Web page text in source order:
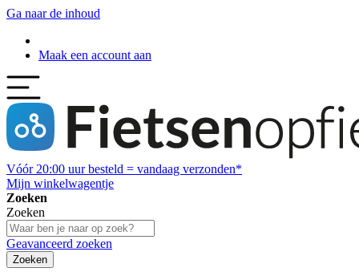
Ga naar de inhoud
Maak een account aan
Vóór 20:00 uur besteld = vandaag verzonden*
Mijn winkelwagentje
Zoeken
Zoeken
Geavanceerd zoeken
Zoeken